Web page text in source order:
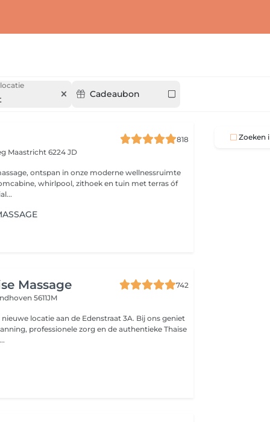
Cadeaubon
818
Maastricht 6224 JD
ontspan in onze moderne wellnessruimte
whirlpool, zithoek en tuin met terras óf
Massage
742
5611JM
locatie aan de Edenstraat 3A. Bij ons geniet
professionele zorg en de authentieke Thaise
Zoeken